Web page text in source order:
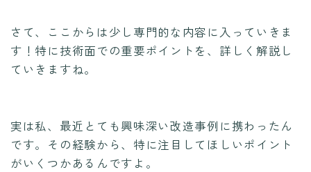
さて、ここからは少し専門的な内容に入っていきま
す！特に技術面での重要ポイントを、詳しく解説し
ていきますね。
実は私、最近とても興味深い改造事例に携わったん
です。その経験から、特に注目してほしいポイント
がいくつかあるんですよ。